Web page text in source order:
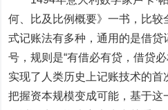
何、比及比例概要》一书，比较
式记账法有多种，通用的是借贷
号，规则是“有借必有贷，借贷
实现了人类历史上记账技术的首
把握资本规模变成可能，基于这